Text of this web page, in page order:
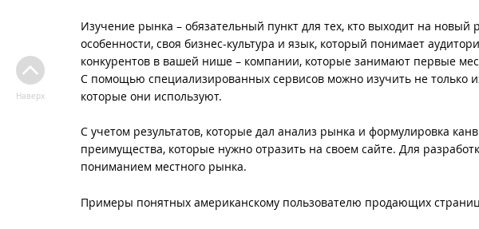
Изучение рынка – обязательный пункт для тех, кто выходит на
особенности, своя бизнес-культура и язык, который понимает
конкурентов в вашей нише – компании, которые занимают первые
С помощью специализированных сервисов можно изучить не только
которые они используют.
С учетом результатов, которые дал анализ рынка и формулировка
преимущества, которые нужно отразить на своем сайте. Для
пониманием местного рынка.
Примеры понятных американскому пользователю продающих
Наверх